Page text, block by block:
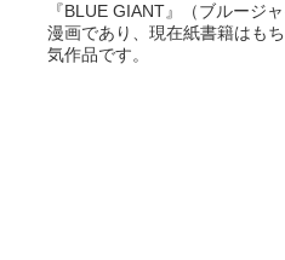
『BLUE GIANT』（ブルージ
漫画であり、現在紙書籍はも
気作品です。